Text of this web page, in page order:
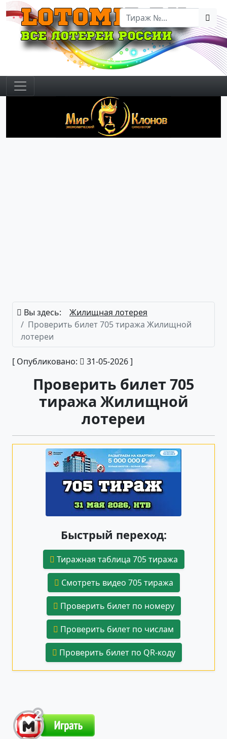
Вы здесь:
Жилищная лотерея
Проверить билет 705 тиража Жилищной
лотереи
[ Опубликовано: 31-05-2026 ]
Проверить билет 705
тиража Жилищной
лотереи
Быстрый переход:
Тиражная таблица 705 тиража
Смотреть видео 705 тиража
Проверить билет по номеру
Проверить билет по числам
Проверить билет по QR-коду